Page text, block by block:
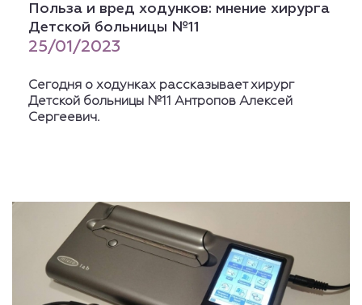
Польза и вред ходунков: мнение хирурга
Детской больницы №11
25/01/2023
Сегодня о ходунках рассказывает хирург
Детской больницы №11 Антропов Алексей
Сергеевич.